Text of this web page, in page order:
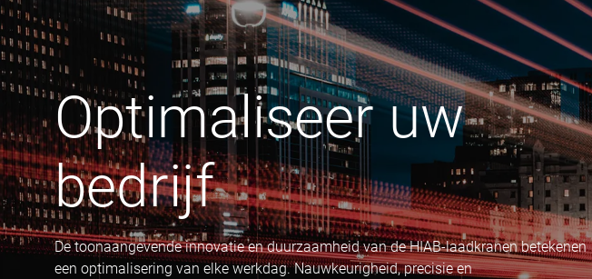
Optimaliseer uw
bedrijf
De toonaangevende innovatie en duurzaamheid van de HIAB-laadkranen betekenen
een optimalisering van elke werkdag. Nauwkeurigheid, precisie en